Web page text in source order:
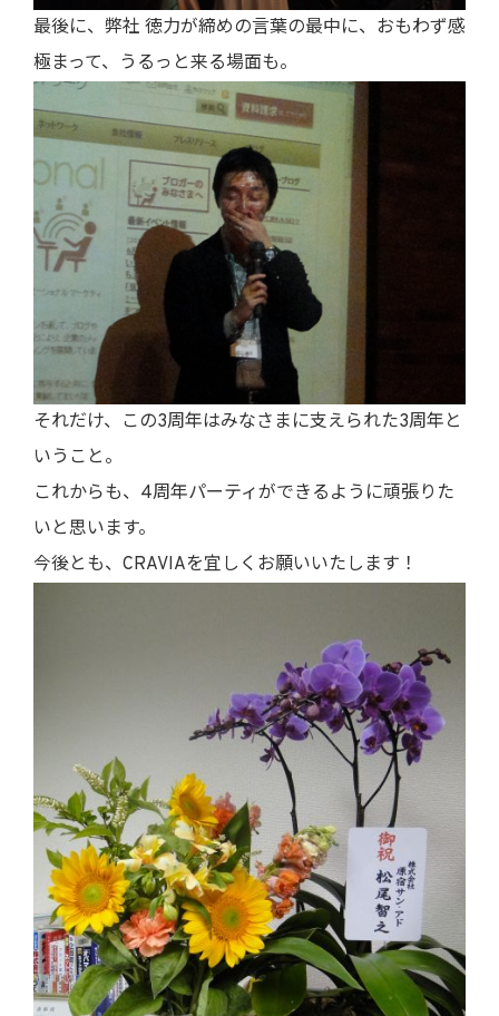
最後に、弊社 徳力が締めの言葉の最中に、おもわず感
極まって、うるっと来る場面も。
それだけ、この3周年はみなさまに支えられた3周年と
いうこと。
これからも、4周年パーティができるように頑張りた
いと思います。
今後とも、CRAVIAを宜しくお願いいたします！